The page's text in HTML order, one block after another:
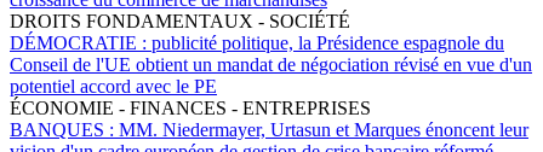
DROITS FONDAMENTAUX - SOCIÉTÉ
DÉMOCRATIE : publicité politique, la Présidence espagnole du
Conseil de l'UE obtient un mandat de négociation révisé en vue d'un
potentiel accord avec le PE
ÉCONOMIE - FINANCES - ENTREPRISES
BANQUES : MM. Niedermayer, Urtasun et Marques énoncent leur